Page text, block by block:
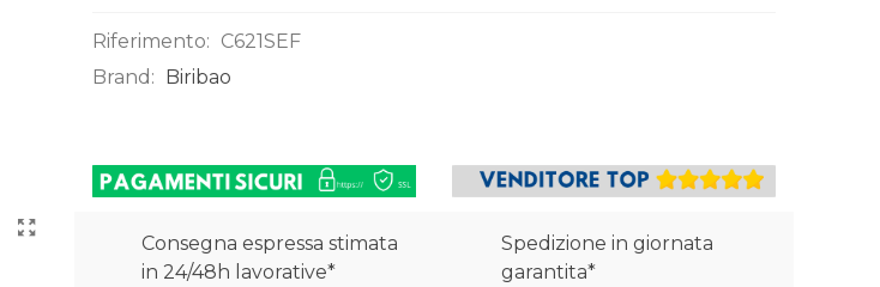
Riferimento: C621SEF
Brand:
Biribao
Consegna espressa stimata
in 24/48h lavorative*
Spedizione in giornata
garantita*